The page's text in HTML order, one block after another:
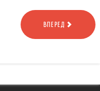
ВПЕРЕД